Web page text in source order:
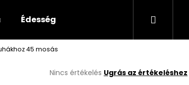
Édesség Cappuccino, kávé, olaj,
45 mosás
A
Nincs értékelés Ugrás az értékeléshez